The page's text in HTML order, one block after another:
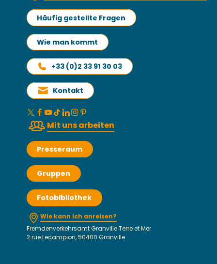
Häufig gestellte Fragen
Wie man kommt
+33 (0)2 33 91 30 03
Kontakt
Mit uns arbeiten
Presseraum
Gruppen
Fotobibliothek
Wie kann ich anreisen?
Fremdenverkehrsamt Granville Terre et Mer
2 rue Lecampion, 50400 Granville